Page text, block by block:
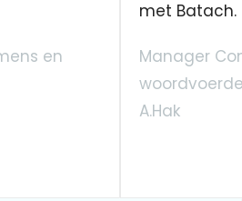
en
met Batach.
Manager
A.Hak